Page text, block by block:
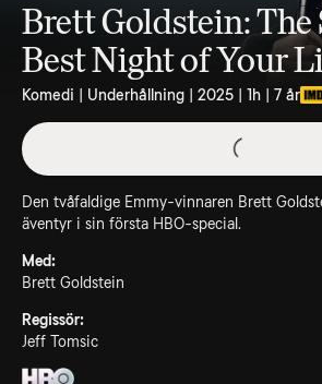
Brett Goldstein: The
Best Night of Your
Komedi | Underhållning | 2025 | 1h | 7 år
Den tvåfaldige Emmy-vinnaren Brett
äventyr i sin första HBO-special.
Med:
Brett Goldstein
Regissör:
Jeff Tomsic